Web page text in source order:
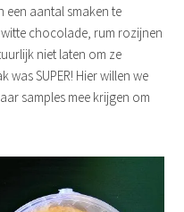
een aantal smaken te
chocolade, rum rozijnen
niet laten om ze
was SUPER! Hier willen we
samples mee krijgen om